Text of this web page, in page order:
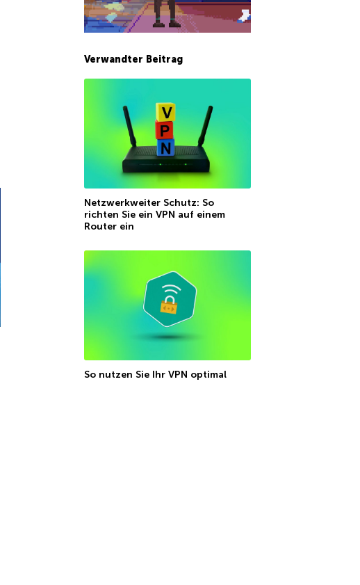
Verwandter Beitrag
Netzwerkweiter Schutz: So
richten Sie ein VPN auf einem
Router ein
So nutzen Sie Ihr VPN optimal